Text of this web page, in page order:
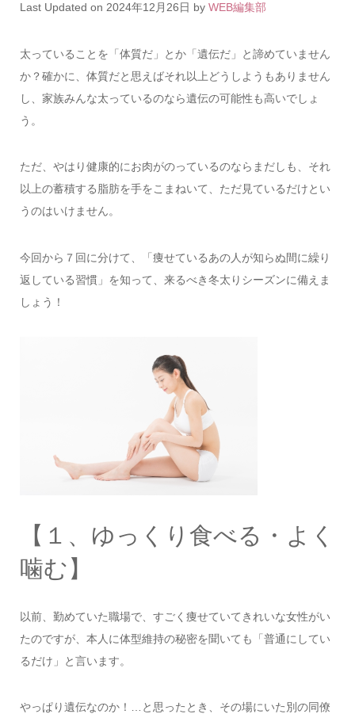
Last Updated on 2024年12月26日 by WEB編集部
太っていることを「体質だ」とか「遺伝だ」と諦めていません
か？確かに、体質だと思えばそれ以上どうしようもありません
し、家族みんな太っているのなら遺伝の可能性も高いでしょ
う。
ただ、やはり健康的にお肉がのっているのならまだしも、それ
以上の蓄積する脂肪を手をこまねいて、ただ見ているだけとい
うのはいけません。
今回から７回に分けて、「痩せているあの人が知らぬ間に繰り
返している習慣」を知って、来るべき冬太りシーズンに備えま
しょう！
【１、ゆっくり食べる・よく
噛む】
以前、勤めていた職場で、すごく痩せていてきれいな女性がい
たのですが、本人に体型維持の秘密を聞いても「普通にしてい
るだけ」と言います。
やっぱり遺伝なのか！…と思ったとき、その場にいた別の同僚